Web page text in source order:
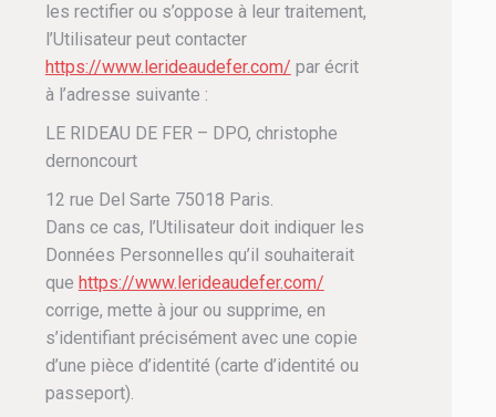
les rectifier ou s’oppose à leur traitement,
l’Utilisateur peut contacter
https://www.lerideaudefer.com/ par écrit
à l’adresse suivante :
LE RIDEAU DE FER – DPO, christophe
dernoncourt
12 rue Del Sarte 75018 Paris.
Dans ce cas, l’Utilisateur doit indiquer les
Données Personnelles qu’il souhaiterait
que https://www.lerideaudefer.com/
corrige, mette à jour ou supprime, en
s’identifiant précisément avec une copie
d’une pièce d’identité (carte d’identité ou
passeport).